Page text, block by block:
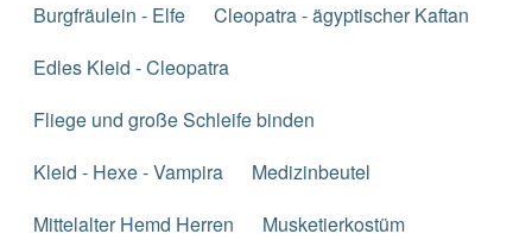
Burgfräulein - Elfe
Cleopatra - ägyptischer Kaftan
Edles Kleid - Cleopatra
Fliege und große Schleife binden
Kleid - Hexe - Vampira
Medizinbeutel
Mittelalter Hemd Herren
Musketierkostüm